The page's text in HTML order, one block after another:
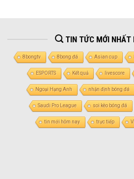
TIN TỨC MỚI NHẤT
8bongtv 8bong đá Asian cup
ESPORTS Kết quả livescore
Ngoại Hạng Anh nhận định bóng đá
Saudi Pro League soi kèo bóng đá
tin mới hôm nay trực tiếp